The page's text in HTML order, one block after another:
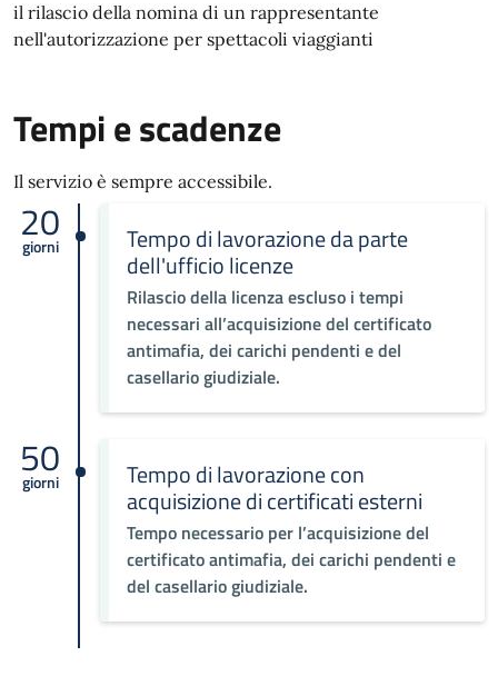
il rilascio della nomina di un rappresentante
nell'autorizzazione per spettacoli viaggianti
Tempi e scadenze
Il servizio è sempre accessibile.
20
giorni Tempo di lavorazione da parte
dell'ufficio licenze
Rilascio della licenza escluso i tempi
necessari all’acquisizione del certificato
antimafia, dei carichi pendenti e del
casellario giudiziale.
50
giorni Tempo di lavorazione con
acquisizione di certificati esterni
Tempo necessario per l’acquisizione del
certificato antimafia, dei carichi pendenti e
del casellario giudiziale.